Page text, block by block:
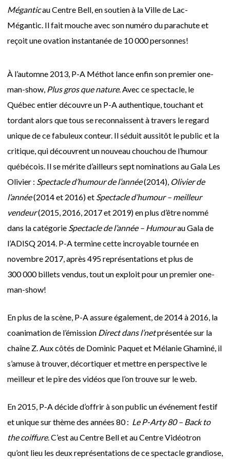
Méganticau Centre Bell, en soutien à la Ville de Lac-
Mégantic. Il fait mouche avec son numéro du parachute et
reçoit une ovation instantanée de 10 000 personnes!
À l’automne 2013, P-A Méthot lance enfin son premier one-
man-show, Plus gros que nature. Avec ce spectacle, le
Québec entier découvre un P-A authentique, touchant et
tordant alors que tous se reconnaissent à travers le regard
unique de ce fabuleux conteur. Il séduit aussitôt le public et la
critique, qui découvrent un nouveau chouchou de l’humour
québécois. Il se mérite d’ailleurs sept nominations au Gala Les
Olivier : Spectacle d’humour de l’année(2014), Olivier de
l’année(2014 et 2016) et Spectacle d’humour – meilleur
vendeur(2015, 2016, 2017 et 2019) en plus d’être nommé
dans la catégorie Spectacle de l’année – Humourau Gala de
l’ADISQ 2014. P-A termine cette incroyable tournée en
novembre 2017, après 495 représentations et plus de
300 000 billets vendus, tout un exploit pour un premier one-
man-show!
En plus de la scène, P-A assure également, de 2014 à 2016, la
coanimation de l’émission Direct dans l’netprésentée sur la
chaîne Z. Aux côtés de Dominic Paquet et Mélanie Ghaminé, il
s’amuse à trouver, décortiquer et mettre en perspective le
meilleur et le pire des vidéos que l’on trouve sur le web.
En 2015, P-A décide d’offrir à son public un événement festif
et unique sur thème des années 80 : Le P-Arty 80 – Back to
the coiffure. C’est au Centre Bell et au Centre Vidéotron
qu’ont lieu les deux représentations de ce spectacle grandiose,